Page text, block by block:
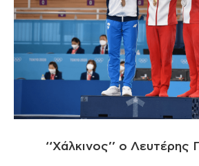
‘‘Χάλκινος’’ ο Λευτέρης